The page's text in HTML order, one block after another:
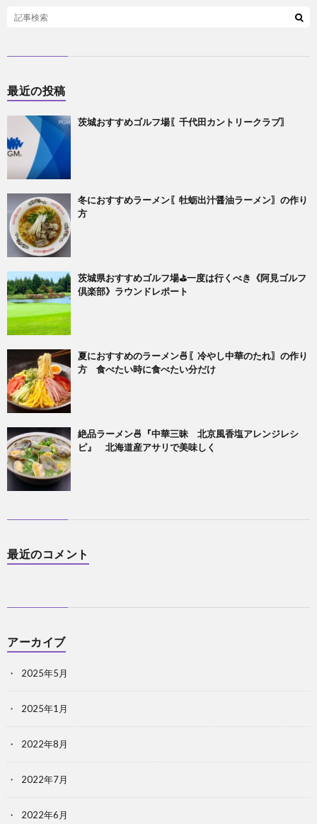
最近の投稿
茨城おすすめゴルフ場〖千代田カントリークラブ〗
冬におすすめラーメン〖牡蛎出汁醤油ラーメン〗の作り
方
茨城県おすすめゴルフ場⛳一度は行くべき《阿見ゴルフ
倶楽部》ラウンドレポート
夏におすすめのラーメン🍜〖冷やし中華のたれ〗の作り
方 食べたい時に食べたい分だけ
絶品ラーメン🍜『中華三昧 北京風香塩アレンジレシ
ピ』 北海道産アサリで美味しく
最近のコメント
アーカイブ
2025年5月
2025年1月
2022年8月
2022年7月
2022年6月